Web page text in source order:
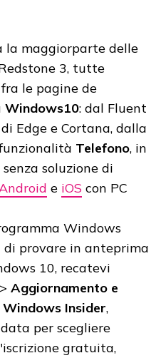
la maggiorparte delle
3, tutte
le pagine de
Windows10: dal Fluent
Edge e Cortana, dalla
Telefono, in
soluzione di
e iOS con PC
Windows
di provare in anteprima
10, recatevi
> Aggiornamento e
Insider,
per scegliere
gratuita,